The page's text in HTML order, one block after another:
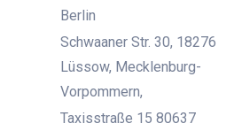
Berlin
Schwaaner Str. 30, 18276
Lüssow, Mecklenburg-
Vorpommern,
Taxisstraße 15 80637